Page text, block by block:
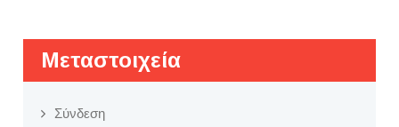
Μεταστοιχεία
Σύνδεση